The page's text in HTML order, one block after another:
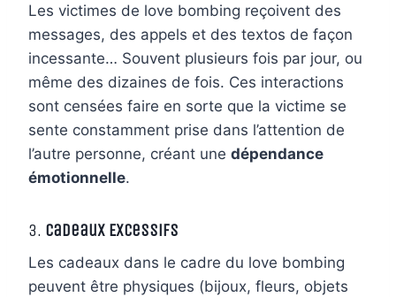
Les victimes de love bombing reçoivent des
messages, des appels et des textos de façon
incessante… Souvent plusieurs fois par jour, ou
même des dizaines de fois. Ces interactions
sont censées faire en sorte que la victime se
sente constamment prise dans l’attention de
l’autre personne, créant une dépendance
émotionnelle.
3. Cadeaux Excessifs
Les cadeaux dans le cadre du love bombing
peuvent être physiques (bijoux, fleurs, objets